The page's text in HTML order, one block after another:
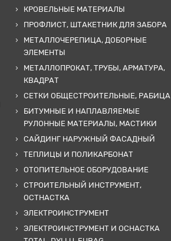
КРОВЕЛЬНЫЕ МАТЕРИАЛЫ
ПРОФЛИСТ, ШТАКЕТНИК ДЛЯ ЗАБОРА
МЕТАЛЛОЧЕРЕПИЦА, ДОБОРНЫЕ
ЭЛЕМЕНТЫ
МЕТАЛЛОПРОКАТ, ТРУБЫ, АРМАТУРА,
КВАДРАТ
СЕТКИ ОБЩЕСТРОИТЕЛЬНЫЕ, РАБИЦА
БИТУМНЫЕ И НАПЛАВЛЯЕМЫЕ
РУЛОННЫЕ МАТЕРИАЛЫ, МАСТИКИ
САЙДИНГ НАРУЖНЫЙ ФАСАДНЫЙ
ТЕПЛИЦЫ И ПОЛИКАРБОНАТ
ОТОПИТЕЛЬНОЕ ОБОРУДОВАНИЕ
СТРОИТЕЛЬНЫЙ ИНСТРУМЕНТ,
ОСТНАСТКА
ЭЛЕКТРОИНСТРУМЕНТ
ЭЛЕКТРОИНСТРУМЕНТ И ОСНАСТКА